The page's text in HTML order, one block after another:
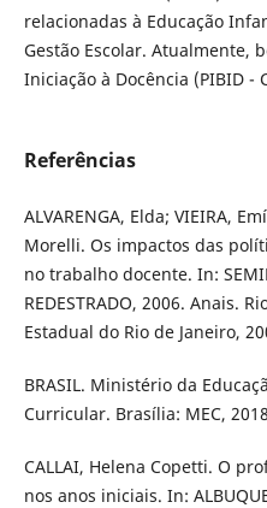
relacionadas à Educação
Gestão Escolar. Atualmente,
Iniciação à Docência (PIBID -
Referências
ALVARENGA, Elda; VIEIRA,
Morelli. Os impactos das
no trabalho docente. In:
REDESTRADO, 2006. Anais.
Estadual do Rio de Janeiro,
BRASIL. Ministério da
Curricular. Brasília: MEC,
CALLAI, Helena Copetti. O
nos anos iniciais. In: